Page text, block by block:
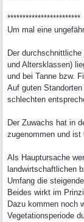
************************
Um mal eine
Der
und Altersklassen)
und bei Tanne bzw.
Auf guten
schlechten
Der Zuwachs hat in
zugenommen und
Als Hauptursache
landwirtschaftlichen
Umfang die
Beides wirkt im
Dazu kommen noch
Vegetationsperiode